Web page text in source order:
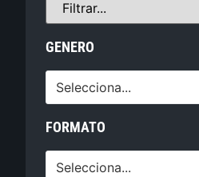
GENERO
Selecciona...
FORMATO
Selecciona...